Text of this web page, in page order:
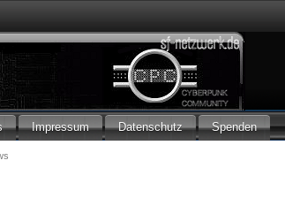
Impressum Datenschutz Spenden